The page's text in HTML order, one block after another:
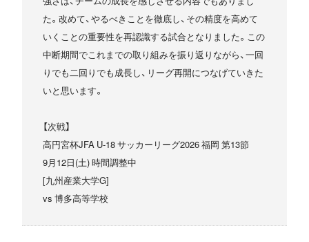
た。改めて、やるべきことを徹底し、その精度を高めて
いくことの重要性を再認識する試合となりました。この
中断期間でこれまでの取り組みを振り返りながら、一回
りでも二回りでも成長し、リーグ再開につなげていきた
いと思います。
【次戦】
高円宮杯JFA U-18 サッカーリーグ2026 福岡 第13節
9月12日(土) 時間調整中
[九州産業大学G]
vs 博多高等学校